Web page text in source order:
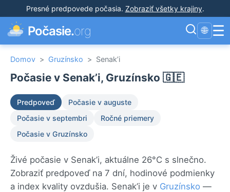
Presné predpovede počasia. Zobraziť všetky krajiny.
Počasie.org 🌐 ☰
Domov > Gruzínsko > Senak’i
Počasie v Senak’i, Gruzínsko 🇬🇪
Predpoveď
Počasie v auguste
Počasie v septembri
Ročné priemery
Počasie v Gruzínsko
Živé počasie v Senak’i, aktuálne 26°C s slnečno.
Zobraziť predpoveď na 7 dní, hodinové podmienky
a index kvality ovzdušia. Senak’i je v Gruzínsko —